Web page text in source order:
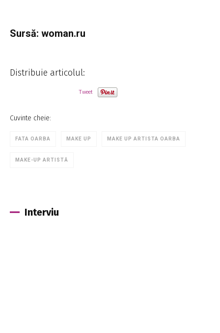
Sursă: woman.ru
Distribuie articolul:
Tweet
Cuvinte cheie:
FATA OARBA MAKE UP MAKE UP ARTISTA OARBA
MAKE-UP ARTISTĂ
Interviu